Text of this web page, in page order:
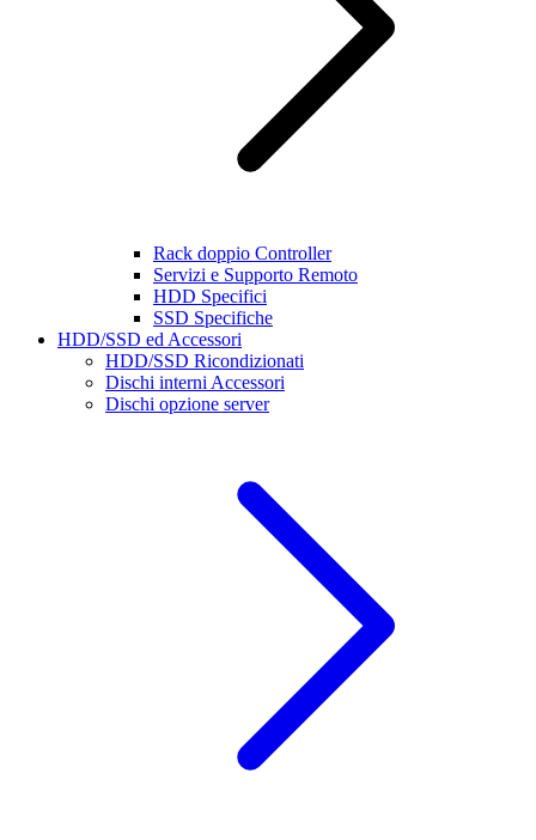
Rack doppio Controller
Servizi e Supporto Remoto
HDD Specifici
SSD Specifiche
HDD/SSD ed Accessori
HDD/SSD Ricondizionati
Dischi interni Accessori
Dischi opzione server